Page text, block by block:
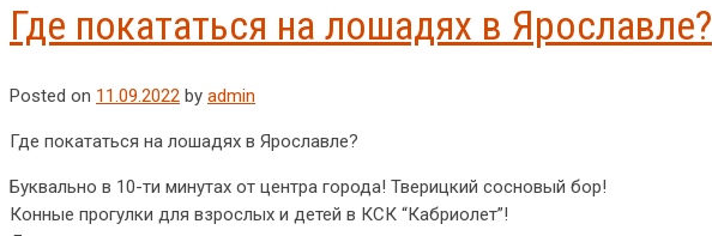
Где покататься на лошадях в Ярославле?
Posted on 11.09.2022 by admin
Где покататься на лошадях в Ярославле?
Буквально в 10-ти минутах от центра города! Тверицкий сосновый бор!
Конные прогулки для взрослых и детей в КСК “Кабриолет”!